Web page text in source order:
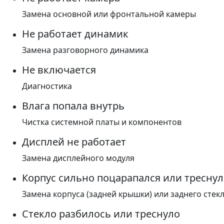
Замена основной или фронтальной камеры
Не работает динамик
Замена разговорного динамика
Не включается
Диагностика
Влага попала внутрь
Чистка системной платы и компонентов
Дисплей не работает
Замена дисплейного модуля
Корпус сильно поцарапался или треснул
Замена корпуса (задней крышки) или заднего
Стекло разбилось или треснуло